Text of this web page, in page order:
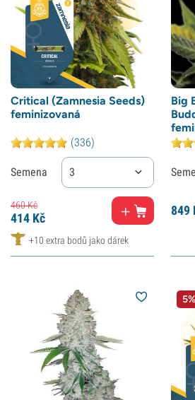
Critical (Zamnesia Seeds)
feminizovaná
(336)
Semena 3
460Kč
414 Kč
+10 extra bodů jako dárek
Big
849